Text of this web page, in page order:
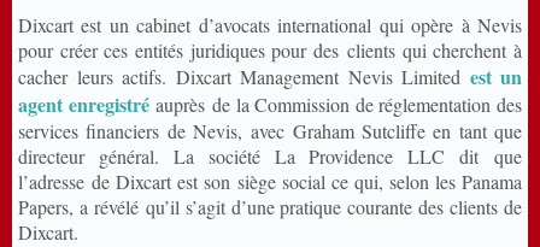
Dixcart est un cabinet d’avocats international qui opère à Nevis
pour créer ces entités juridiques pour des clients qui cherchent à
cacher leurs actifs. Dixcart Management Nevis Limited est un
agent enregistréauprès de la Commission de réglementation des
services financiers de Nevis, avec Graham Sutcliffe en tant que
directeur général. La société La Providence LLC dit que
l’adresse de Dixcart est son siège social ce qui, selon les Panama
Papers, a révélé qu’il s’agit d’une pratique courante des clients de
Dixcart.